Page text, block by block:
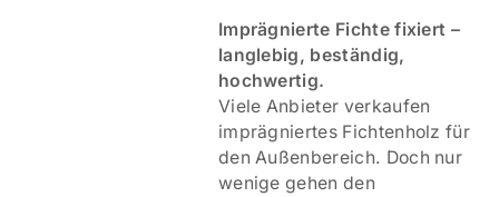
Imprägnierte Fichte fixiert –
langlebig, beständig,
hochwertig.
Viele Anbieter verkaufen
imprägniertes Fichtenholz für
den Außenbereich. Doch nur
wenige gehen den